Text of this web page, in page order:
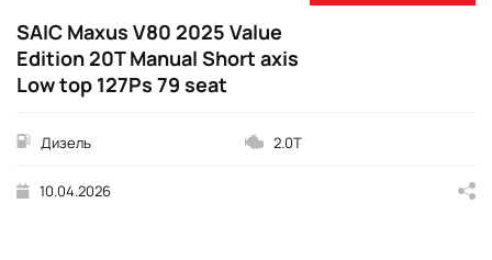
SAIC Maxus V80 2025 Value
Edition 20T Manual Short axis
Low top 127Ps 79 seat
Дизель 2.0T
10.04.2026